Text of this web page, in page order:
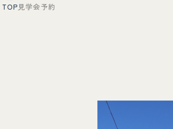
TOP見学会予約